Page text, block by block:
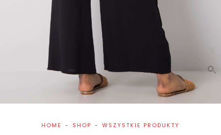
HOME SHOP
WSZYSTKIE PRODUKTY